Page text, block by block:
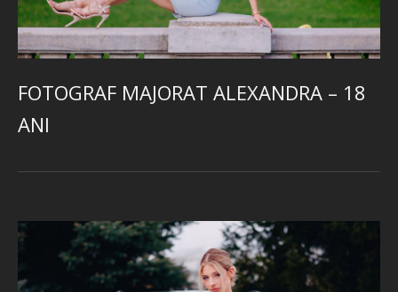
FOTOGRAF MAJORAT ALEXANDRA – 18
ANI